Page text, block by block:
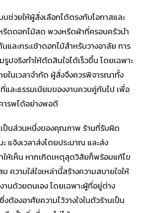
ช่วยให้ผู้สั่งเลือกได้ตรงกับโอกาสและ
ดดอกไม้สด พวงหรีดผ้าที่ครอบครัวนำ
และกระเช้าดอกไม้สำหรับวางอาลัย การ
ปจริงทำให้ตัดสินใจได้เร็วขึ้น โดยเฉพาะ
ยในเวลาจำกัด ผู้สั่งจึงควรพิจารณาทั้ง
และธรรมเนียมของงานควบคู่กันไป เพื่อ
ารพได้อย่างพอดี
ป็นส่วนหนึ่งของคุณภาพ ร้านที่รับผิด
แจ้งเวลาส่งโดยประมาณ และส่ง
ห้เห็น หากเกิดเหตุสุดวิสัยก็พร้อมแก้ไข
ความใส่ใจเหล่านี้สร้างความสบายใจให้
านด้วยตนเอง โดยเฉพาะผู้ที่อยู่ต่าง
ต้องอาศัยความไว้วางใจในตัวร้านเป็น